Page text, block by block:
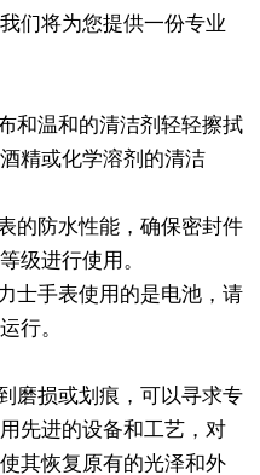
们将为您提供一份专业
温和的清洁剂轻轻擦拭
精或化学溶剂的清洁
防水性能，确保密封件
级进行使用。
手表使用的是电池，请
行。
损或划痕，可以寻求专
先进的设备和工艺，对
其恢复原有的光泽和外